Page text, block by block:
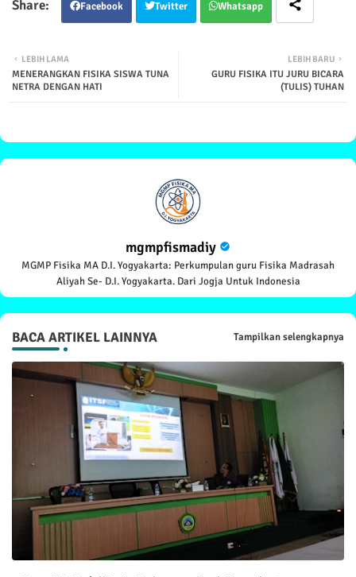
Facebook Twitter Whatsapp
LEBIH BARU
GURU FISIKA ITU JURU BICARA
(TULIS) TUHAN
LEBIH LAMA
MENERANGKAN FISIKA SISWA TUNA
NETRA DENGAN HATI
mgmpfismadiy
MGMP Fisika MA D.I. Yogyakarta: Perkumpulan guru Fisika Madrasah
Aliyah Se- D.I. Yogyakarta. Dari Jogja Untuk Indonesia
BACA ARTIKEL LAINNYA Tampilkan selengkapnya